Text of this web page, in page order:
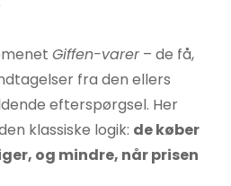
Giffen-varer– de få,
fra den ellers
efterspørgsel. Her
klassiske logik: de køber
og mindre, når prisen